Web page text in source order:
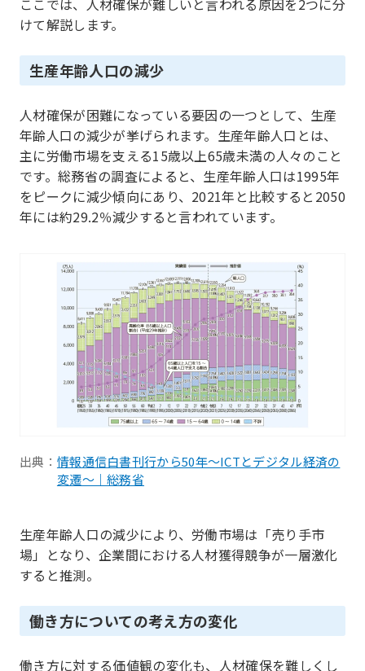
ここでは、人材確保が難しいと言われる原因を2つに分
けて解説します。
生産年齢人口の減少
人材確保が困難になっている要因の一つとして、生産
年齢人口の減少が挙げられます。生産年齢人口とは、
主に労働市場を支える15歳以上65歳未満の人々のこと
です。総務省の調査によると、生産年齢人口は1995年
をピークに減少傾向にあり、2021年と比較すると2050
年には約29.2％減少すると言われています。
出典： 情報通信白書刊行から50年～ICTとデジタル経済の
変遷～｜総務省
生産年齢人口の減少により、労働市場は「売り手市
場」となり、企業間における人材獲得競争が一層激化
すると推測。
働き方についての考え方の変化
働き方に対する価値観の変化も、人材確保を難しくし